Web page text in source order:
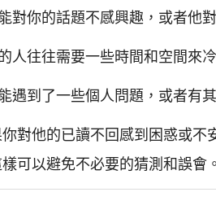
對你的話題不感興趣，或者他
人往往需要一些時間和空間來
遇到了一些個人問題，或者有
對他的已讀不回感到困惑或
可以避免不必要的猜測和誤會